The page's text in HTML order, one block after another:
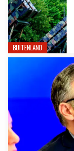
BUITENLAND